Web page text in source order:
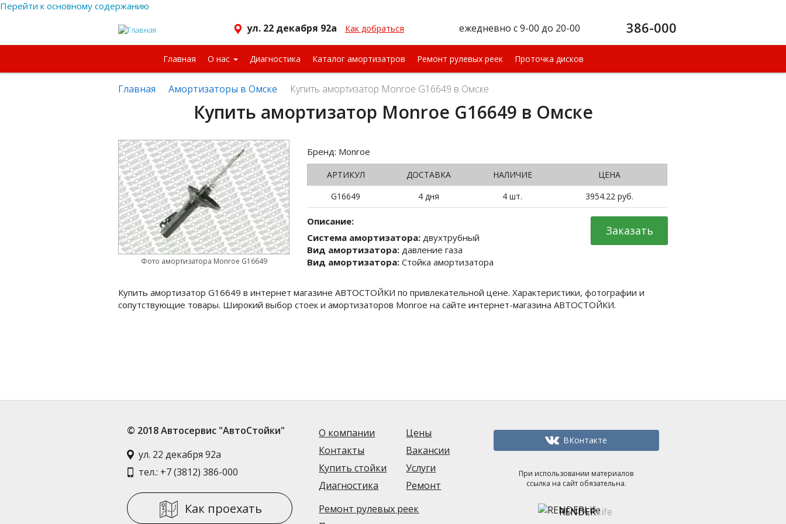
Перейти к основному содержанию
Главная О нас Диагностика Каталог амортизатров Ремонт рулевых реек Проточка дисков
ул. 22 декабря 92а Как добраться ежедневно с 9-00 до 20-00 386-000
Главная Амортизаторы в Омске Купить амортизатор Monroe G16649 в Омске
Купить амортизатор Monroe G16649 в Омске
Фото амортизатора Monroe G16649
Бренд: Monroe
АРТИКУЛ ДОСТАВКА НАЛИЧИЕ
ЦЕНА
G16649
4 дня 4 шт. 3954.22 руб.
Описание:
Система амортизатора: двухтрубный
Вид амортизатора: давление газа
Вид амортизатора: Стойка амортизатора
Заказать
Купить амортизатор G16649 в интернет магазине АВТОСТОЙКИ по привлекательной цене. Характеристики, фотографии и
сопутствующие товары. Широкий выбор стоек и амортизаторов Monroe на сайте интернет-магазина АВТОСТОЙКИ.
© 2018 Автосервис "АвтоСтойки"
ул. 22 декабря 92а
тел.: +7 (3812) 386-000
Как проехать
О компании
Контакты
Купить стойки
Диагностика
Цены
Вакансии
Услуги
Ремонт
Ремонт рулевых реек
ВКонтакте
При использовании материалов
ссылка на сайт обязательна.
RENDERLife